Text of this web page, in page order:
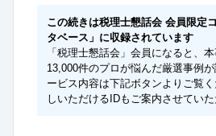
この続きは税理士懇話会 会員限定
タベース」に収録されています
「税理士懇話会」会員になると、
13,000件のプロが悩んだ厳選事例
ービス内容は下記ボタンよりご覧
しいただけるIDもご案内させていた